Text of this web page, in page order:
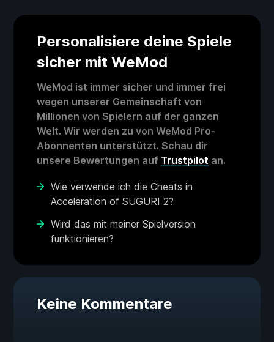
Personalisiere deine Spiele
sicher mit WeMod
WeMod ist immer sicher und immer frei
wegen unserer Gemeinschaft von
Millionen von Spielern auf der ganzen
Welt. Wir werden zu von WeMod Pro-
Abonnenten unterstützt. Schau dir
unsere Bewertungen auf Trustpilot an.
Wie verwende ich die Cheats in
Acceleration of SUGURI 2?
Wird das mit meiner Spielversion
funktionieren?
Keine Kommentare